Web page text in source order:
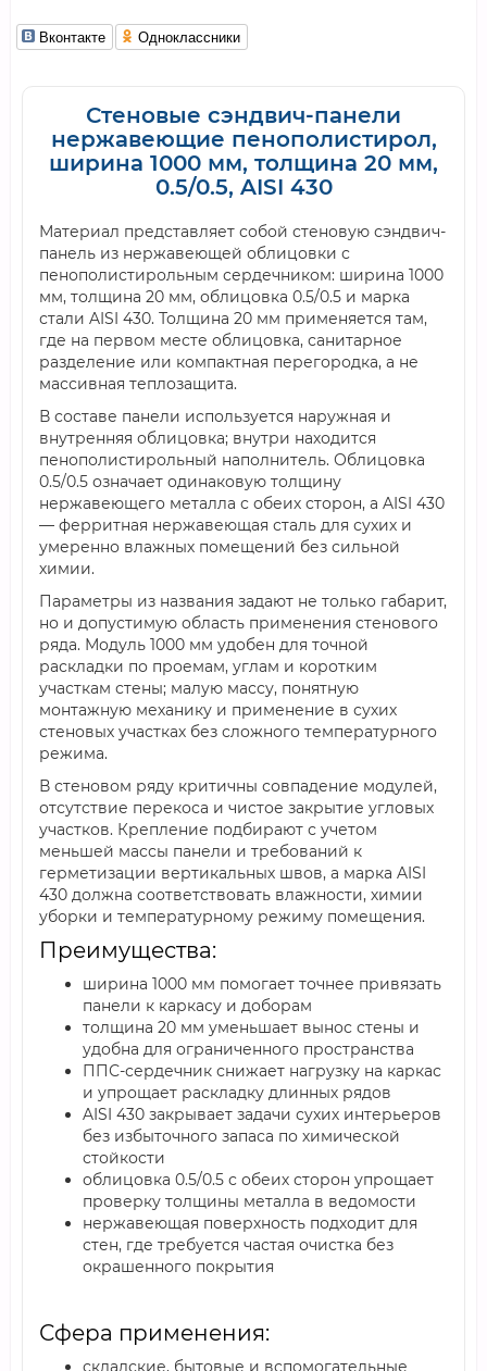
Вконтакте Одноклассники
Стеновые сэндвич-панели
нержавеющие пенополистирол,
ширина 1000 мм, толщина 20 мм,
0.5/0.5, AISI 430
Материал представляет собой стеновую сэндвич-
панель из нержавеющей облицовки с
пенополистирольным сердечником: ширина 1000
мм, толщина 20 мм, облицовка 0.5/0.5 и марка
стали AISI 430. Толщина 20 мм применяется там,
где на первом месте облицовка, санитарное
разделение или компактная перегородка, а не
массивная теплозащита.
В составе панели используется наружная и
внутренняя облицовка; внутри находится
пенополистирольный наполнитель. Облицовка
0.5/0.5 означает одинаковую толщину
нержавеющего металла с обеих сторон, а AISI 430
— ферритная нержавеющая сталь для сухих и
умеренно влажных помещений без сильной
химии.
Параметры из названия задают не только габарит,
но и допустимую область применения стенового
ряда. Модуль 1000 мм удобен для точной
раскладки по проемам, углам и коротким
участкам стены; малую массу, понятную
монтажную механику и применение в сухих
стеновых участках без сложного температурного
режима.
В стеновом ряду критичны совпадение модулей,
отсутствие перекоса и чистое закрытие угловых
участков. Крепление подбирают с учетом
меньшей массы панели и требований к
герметизации вертикальных швов, а марка AISI
430 должна соответствовать влажности, химии
уборки и температурному режиму помещения.
Преимущества:
ширина 1000 мм помогает точнее привязать
панели к каркасу и доборам
толщина 20 мм уменьшает вынос стены и
удобна для ограниченного пространства
ППС-сердечник снижает нагрузку на каркас
и упрощает раскладку длинных рядов
AISI 430 закрывает задачи сухих интерьеров
без избыточного запаса по химической
стойкости
облицовка 0.5/0.5 с обеих сторон упрощает
проверку толщины металла в ведомости
нержавеющая поверхность подходит для
стен, где требуется частая очистка без
окрашенного покрытия
Сфера применения:
складские, бытовые и вспомогательные